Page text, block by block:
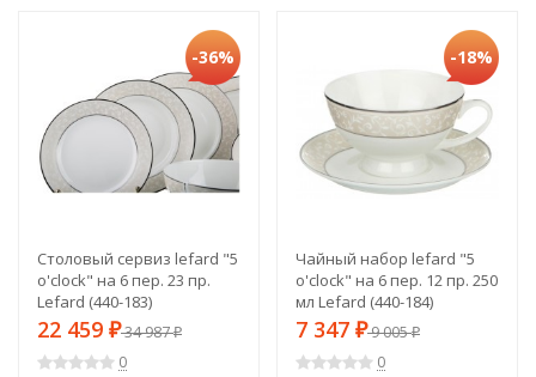
-36%
Столовый сервиз lefard "5
o'clock" на 6 пер. 23 пр.
Lefard (440-183)
22 459 ₽34 987₽
0
-18%
Чайный набор lefard "5
o'clock" на 6 пер. 12 пр. 250
мл Lefard (440-184)
7 347 ₽9 005₽
0